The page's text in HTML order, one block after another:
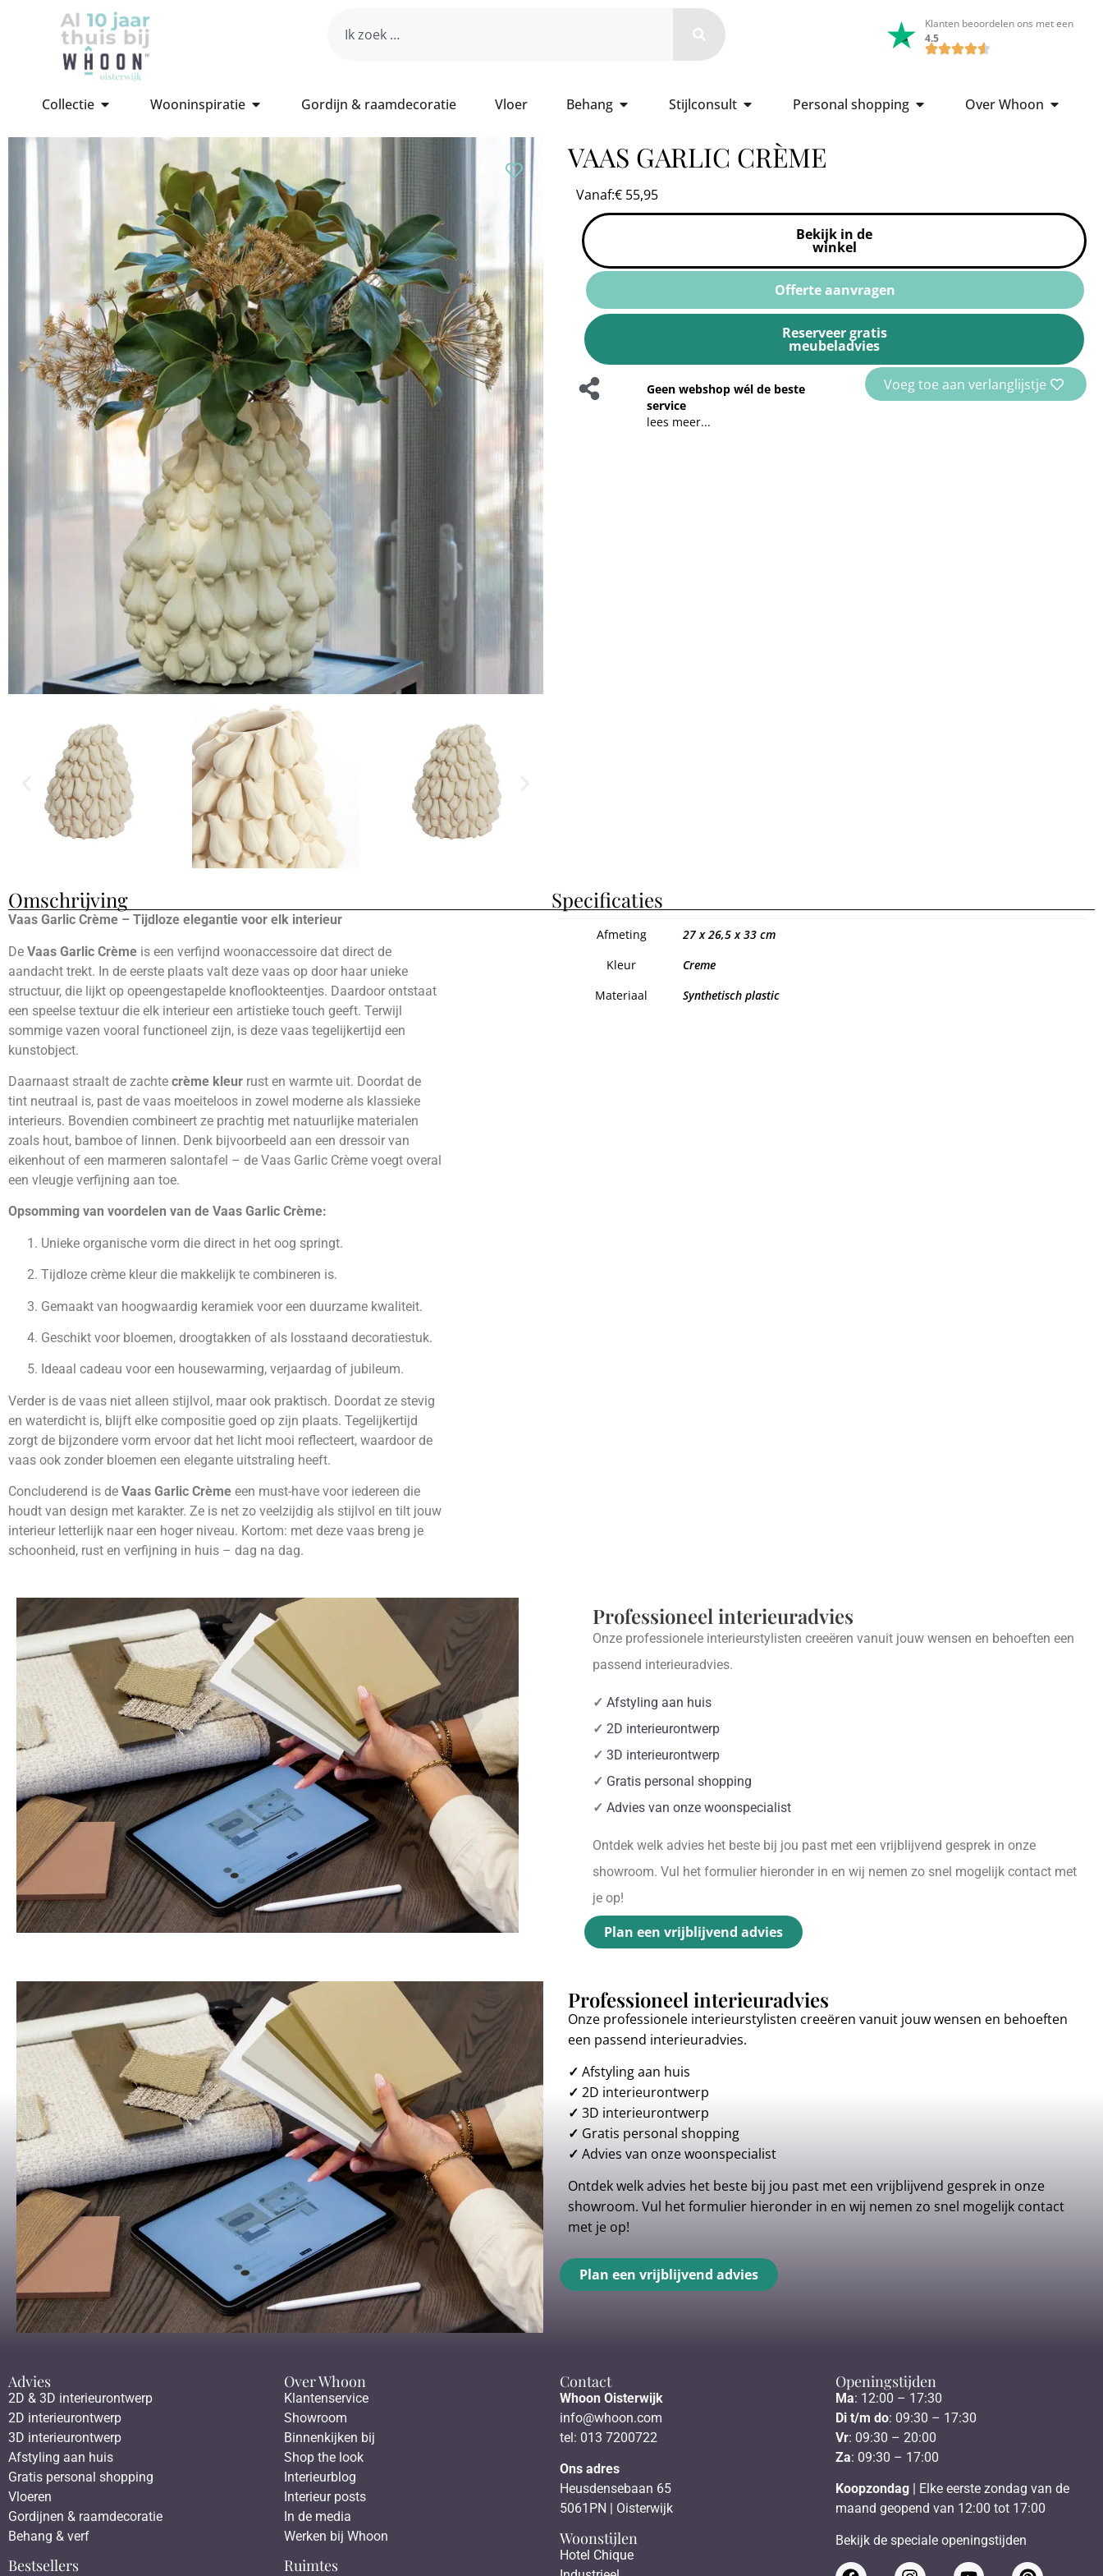
Klanten beoordelen ons met een
4.5
Collectie Wooninspiratie Gordijn & raamdecoratie Vloer Behang Stijlconsult Personal shopping Over Whoon
VAAS GARLIC CRÈME
Vanaf:€ 55,95
Bekijk in de
winkel
Offerte aanvragen
Reserveer gratis
meubeladvies
Geen webshop wél de beste
service
lees meer...
Voeg toe aan verlanglijstje
Omschrijving
Vaas Garlic Crème – Tijdloze elegantie voor elk interieur
De Vaas Garlic Crème is een verfijnd woonaccessoire dat direct de
aandacht trekt. In de eerste plaats valt deze vaas op door haar unieke
structuur, die lijkt op opeengestapelde knoflookteentjes. Daardoor ontstaat
een speelse textuur die elk interieur een artistieke touch geeft. Terwijl
sommige vazen vooral functioneel zijn, is deze vaas tegelijkertijd een
kunstobject.
Daarnaast straalt de zachte crème kleur rust en warmte uit. Doordat de
tint neutraal is, past de vaas moeiteloos in zowel moderne als klassieke
interieurs. Bovendien combineert ze prachtig met natuurlijke materialen
zoals hout, bamboe of linnen. Denk bijvoorbeeld aan een dressoir van
eikenhout of een marmeren salontafel – de Vaas Garlic Crème voegt overal
een vleugje verfijning aan toe.
Opsomming van voordelen van de Vaas Garlic Crème:
Unieke organische vorm die direct in het oog springt.
Tijdloze crème kleur die makkelijk te combineren is.
Gemaakt van hoogwaardig keramiek voor een duurzame kwaliteit.
Geschikt voor bloemen, droogtakken of als losstaand decoratiestuk.
Ideaal cadeau voor een housewarming, verjaardag of jubileum.
Verder is de vaas niet alleen stijlvol, maar ook praktisch. Doordat ze stevig
en waterdicht is, blijft elke compositie goed op zijn plaats. Tegelijkertijd
zorgt de bijzondere vorm ervoor dat het licht mooi reflecteert, waardoor de
vaas ook zonder bloemen een elegante uitstraling heeft.
Concluderend is de Vaas Garlic Crème een must-have voor iedereen die
houdt van design met karakter. Ze is net zo veelzijdig als stijlvol en tilt jouw
interieur letterlijk naar een hoger niveau. Kortom: met deze vaas breng je
schoonheid, rust en verfijning in huis – dag na dag.
Specificaties
Afmeting
27 x 26,5 x 33 cm
Kleur
Creme
Materiaal
Synthetisch plastic
Professioneel interieuradvies
Onze professionele interieurstylisten creeëren vanuit jouw wensen en behoeften een
passend interieuradvies.
✓ Afstyling aan huis
✓ 2D interieurontwerp
✓ 3D interieurontwerp
✓ Gratis personal shopping
✓ Advies van onze woonspecialist
Ontdek welk advies het beste bij jou past met een vrijblijvend gesprek in onze
showroom. Vul het formulier hieronder in en wij nemen zo snel mogelijk contact met
je op!
Plan een vrijblijvend advies
Professioneel interieuradvies
Onze professionele interieurstylisten creeëren vanuit jouw wensen en behoeften
een passend interieuradvies.
✓ Afstyling aan huis
✓ 2D interieurontwerp
✓ 3D interieurontwerp
✓ Gratis personal shopping
✓ Advies van onze woonspecialist
Ontdek welk advies het beste bij jou past met een vrijblijvend gesprek in onze
showroom. Vul het formulier hieronder in en wij nemen zo snel mogelijk contact
met je op!
Plan een vrijblijvend advies
Advies
2D & 3D interieurontwerp
2D interieurontwerp
3D interieurontwerp
Afstyling aan huis
Gratis personal shopping
Vloeren
Gordijnen & raamdecoratie
Behang & verf
Bestsellers
Over Whoon
Klantenservice
Showroom
Binnenkijken bij
Shop the look
Interieurblog
Interieur posts
In de media
Werken bij Whoon
Ruimtes
Contact
Whoon Oisterwijk
info@whoon.com
tel: 013 7200722
Ons adres
Heusdensebaan 65
5061PN | Oisterwijk
Woonstijlen
Hotel Chique
Openingstijden
Ma: 12:00 – 17:30
Di t/m do: 09:30 – 17:30
Vr: 09:30 – 20:00
Za: 09:30 – 17:00
Koopzondag | Elke eerste zondag van de
maand geopend van 12:00 tot 17:00
Bekijk de speciale openingstijden